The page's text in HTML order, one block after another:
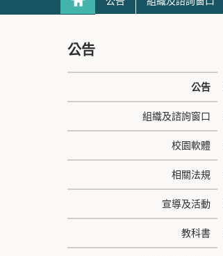
公告
公告
組織及諮詢窗口
校園軟體
相關法規
宣導及活動
教科書